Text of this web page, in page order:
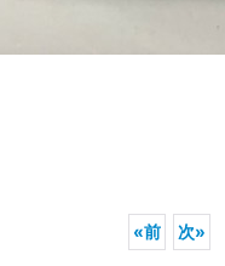
«前 次»